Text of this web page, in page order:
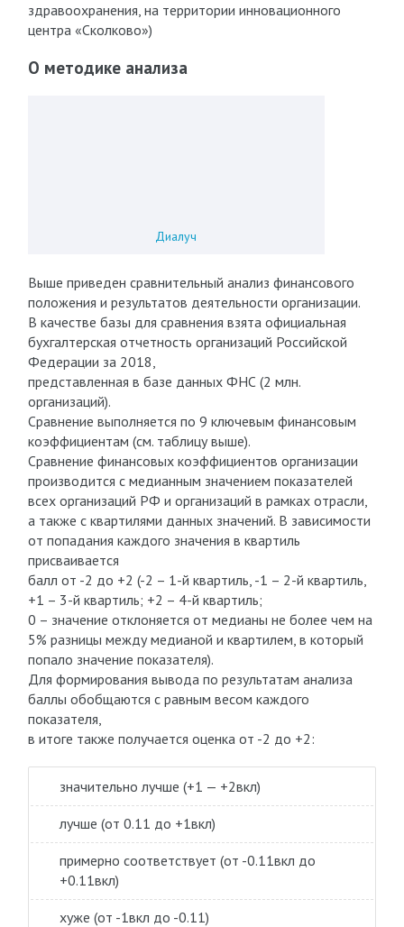
здравоохранения, на территории инновационного
центра «Сколково»)
О методике анализа
Диалуч
Выше приведен сравнительный анализ финансового
положения и результатов деятельности организации.
В качестве базы для сравнения взята официальная
бухгалтерская отчетность организаций Российской
Федерации за 2018,
представленная в базе данных ФНС (2 млн.
организаций).
Сравнение выполняется по 9 ключевым финансовым
коэффициентам (см. таблицу выше).
Сравнение финансовых коэффициентов организации
производится с медианным значением показателей
всех организаций РФ и организаций в рамках отрасли,
а также с квартилями данных значений. В зависимости
от попадания каждого значения в квартиль
присваивается
балл от -2 до +2 (-2 – 1-й квартиль, -1 – 2-й квартиль,
+1 – 3-й квартиль; +2 – 4-й квартиль;
0 – значение отклоняется от медианы не более чем на
5% разницы между медианой и квартилем, в который
попало значение показателя).
Для формирования вывода по результатам анализа
баллы обобщаются с равным весом каждого
показателя,
в итоге также получается оценка от -2 до +2:
значительно лучше (+1 — +2вкл)
лучше (от 0.11 до +1вкл)
примерно соответствует (от -0.11вкл до
+0.11вкл)
хуже (от -1вкл до -0.11)